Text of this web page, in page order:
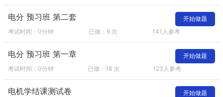
电分 预习班 第二套
考试时间：0分钟 已做：9 次 141人参考
开始做题
电分 预习班 第一章
考试时间：0分钟 已做：18 次 123人参考
开始做题
电机学结课测试卷 开始做题